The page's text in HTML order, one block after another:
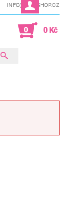
INFO@ERO-SHOP.CZ
0 0 Kč